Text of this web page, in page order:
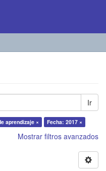
Ir
aprendizaje × Fecha: 2017 ×
Mostrar filtros avanzados